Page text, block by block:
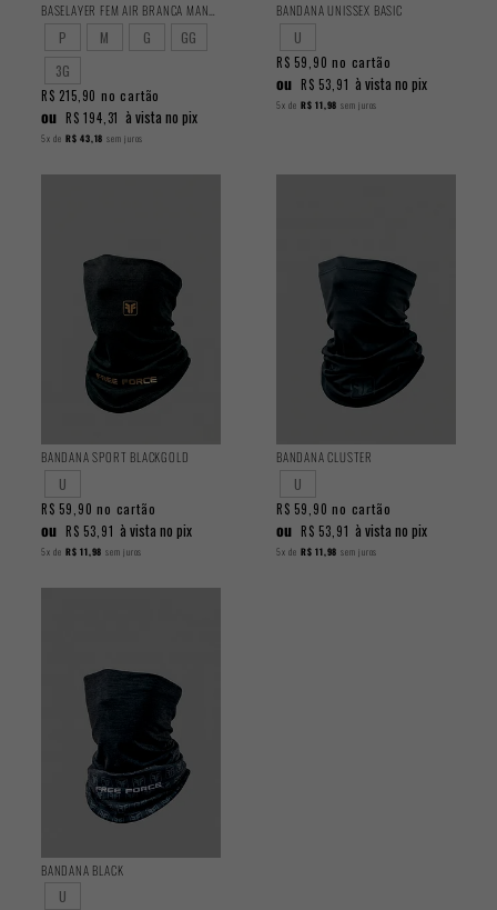
BASELAYER FEM AIR BRANCA MANGA LONGA
P M G
GG
3G
R$ 215,90 no cartão
ou R$ 194,31 à vista no pix
5x de R$ 43,18 sem juros
BANDANA UNISSEX BASIC
U
R$ 59,90 no cartão
ou R$ 53,91 à vista no pix
5x de R$ 11,98 sem juros
BANDANA SPORT BLACKGOLD
U
R$ 59,90 no cartão
ou R$ 53,91 à vista no pix
5x de R$ 11,98 sem juros
BANDANA CLUSTER
U
R$ 59,90 no cartão
ou R$ 53,91 à vista no pix
5x de R$ 11,98 sem juros
BANDANA BLACK
U